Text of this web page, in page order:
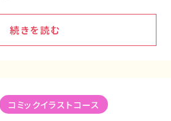
続きを読む
コミックイラストコース